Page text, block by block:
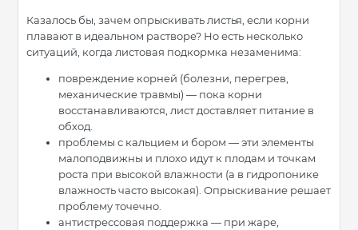
Казалось бы, зачем опрыскивать листья, если корни
плавают в идеальном растворе? Но есть несколько
ситуаций, когда листовая подкормка незаменима:
повреждение корней (болезни, перегрев,
механические травмы) — пока корни
восстанавливаются, лист доставляет питание в
обход.
проблемы с кальцием и бором — эти элементы
малоподвижны и плохо идут к плодам и точкам
роста при высокой влажности (а в гидропонике
влажность часто высокая). Опрыскивание решает
проблему точечно.
антистрессовая поддержка — при жаре,